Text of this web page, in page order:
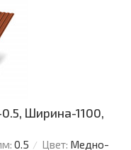
Ширина-1100,
0.5 Цвет: Медно-